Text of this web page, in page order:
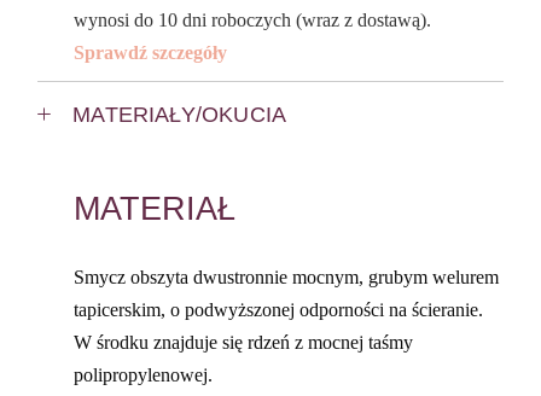
wynosi do 10 dni roboczych (wraz z dostawą).
Sprawdź szczegóły
MATERIAŁY/OKUCIA
MATERIAŁ
Smycz obszyta dwustronnie mocnym, grubym welurem
tapicerskim, o podwyższonej odporności na ścieranie.
W środku znajduje się rdzeń z mocnej taśmy
polipropylenowej.